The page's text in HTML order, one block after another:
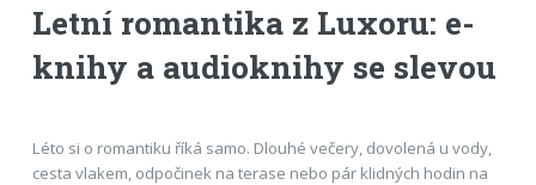
Letní romantika z Luxoru: e-
knihy a audioknihy se slevou
Léto si o romantiku říká samo. Dlouhé večery, dovolená u vody,
cesta vlakem, odpočinek na terase nebo pár klidných hodin na